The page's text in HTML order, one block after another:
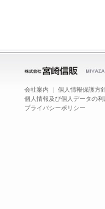
会社案内 | 個人情報保護方
個人情報及び個人データの
プライバシーポリシー